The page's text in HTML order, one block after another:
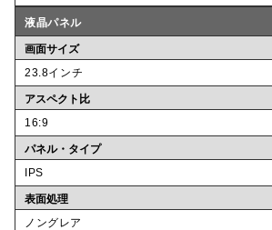
液晶パネル
画面サイズ
23.8インチ
アスペクト比
16:9
パネル・タイプ
IPS
表面処理
ノングレア